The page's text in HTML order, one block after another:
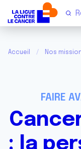
Accueil Nos
FAIRE
: la